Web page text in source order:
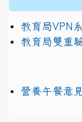
教育局VPN
教育局雙重
營養午餐意